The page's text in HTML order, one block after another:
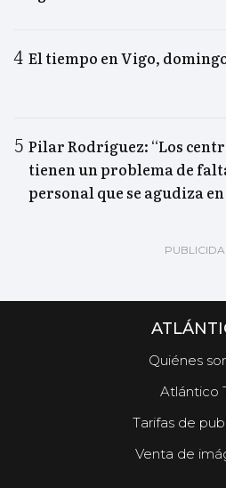
El tiempo en Vigo,
Pilar Rodríguez: “Los
tienen un problema de
personal que se agudiza
Quiénes
Atlántico
Tarifas de
Venta de